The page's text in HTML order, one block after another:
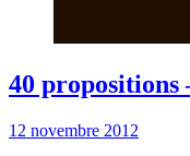
40 propositions
12 novembre 2012